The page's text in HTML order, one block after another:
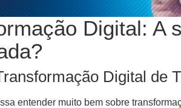
Digital: A
Digital de
entender muito bem sobre